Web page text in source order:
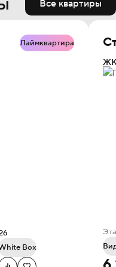
Все квартиры
Лаймквартира
Box
ЖК